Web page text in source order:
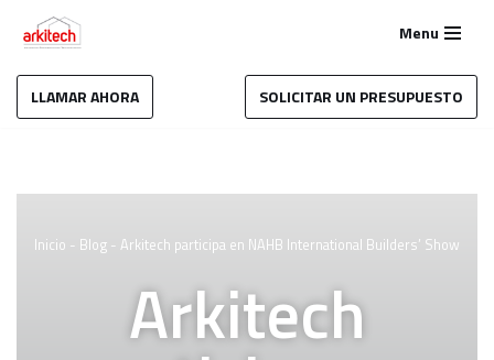
al
contenido
Menu
LLAMAR AHORA SOLICITAR UN PRESUPUESTO
Inicio - Blog - Arkitech participa en NAHB International Builders’ Show
Arkitech